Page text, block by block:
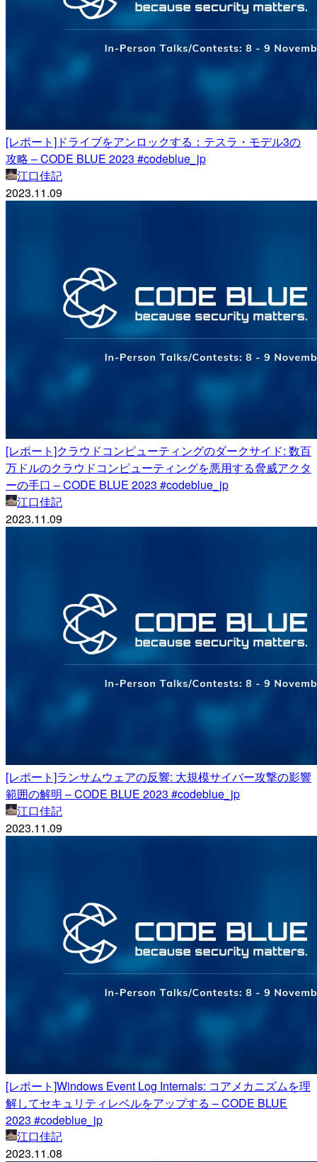
[レポート]ドライブをアンロックする：テスラ・モデル3の
攻略 – CODE BLUE 2023 #codeblue_jp
江口佳記
2023.11.09
[レポート]クラウドコンピューティングのダークサイド: 数百
万ドルのクラウドコンピューティングを悪用する脅威アクタ
ーの手口 – CODE BLUE 2023 #codeblue_jp
江口佳記
2023.11.09
[レポート]ランサムウェアの反響: 大規模サイバー攻撃の影響
範囲の解明 – CODE BLUE 2023 #codeblue_jp
江口佳記
2023.11.09
[レポート]Windows Event Log Internals: コアメカニズムを理
解してセキュリティレベルをアップする – CODE BLUE
2023 #codeblue_jp
江口佳記
2023.11.08